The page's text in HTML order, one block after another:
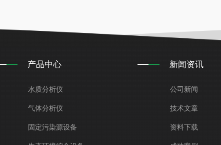
产品中心
水质分析仪
气体分析仪
固定污染源设备
新闻资讯
公司新闻
技术文章
资料下载